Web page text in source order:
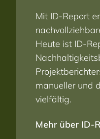
Mit ID-Report
Heute ist ID-
manueller und
vielfältig.
Mehr über ID-